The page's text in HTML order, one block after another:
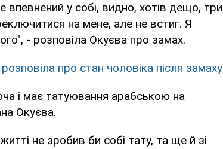
впевнений у собі, видно, хотів дещо, три
на мене, але не встиг. Я
- розповіла Окуєва про замах.
про стан чоловіка після замаху
і має татуювання арабською на
Окуєва.
не зробив би собі тату, та ще й зі